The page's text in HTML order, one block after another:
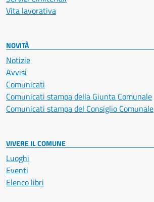
Vita lavorativa
NOVITÀ
Notizie
Avvisi
Comunicati
Comunicati stampa della Giunta Comunale
Comunicati stampa del Consiglio Comunale
VIVERE IL COMUNE
Luoghi
Eventi
Elenco libri